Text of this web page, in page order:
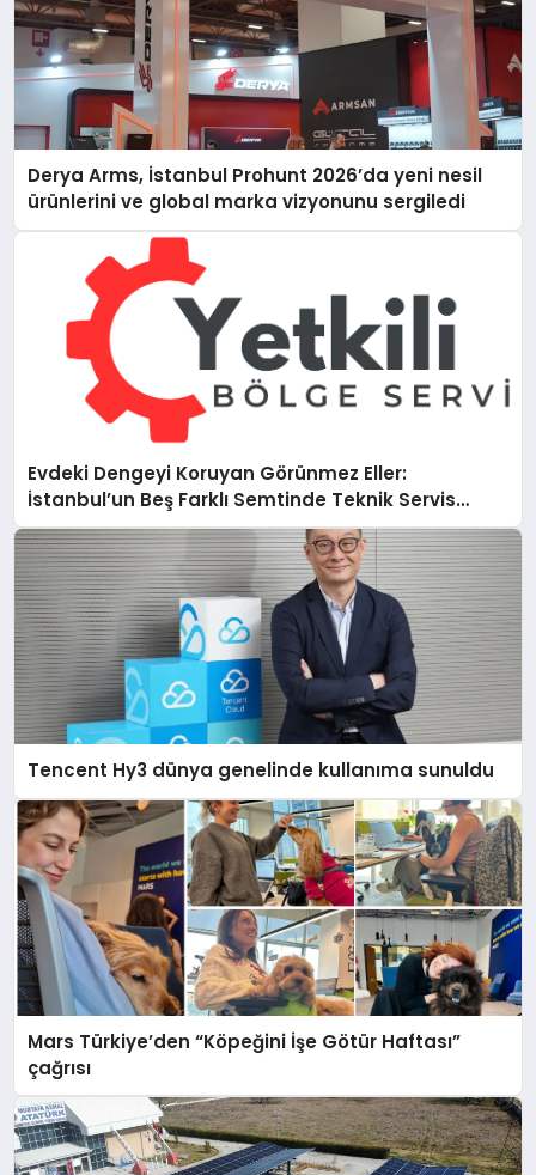
Derya Arms, İstanbul Prohunt 2026’da yeni nesil
ürünlerini ve global marka vizyonunu sergiledi
Evdeki Dengeyi Koruyan Görünmez Eller:
İstanbul’un Beş Farklı Semtinde Teknik Servis
Gerçeği
Tencent Hy3 dünya genelinde kullanıma sunuldu
Mars Türkiye’den “Köpeğini İşe Götür Haftası”
çağrısı